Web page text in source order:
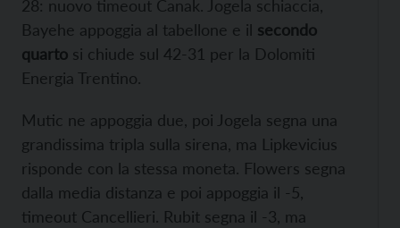
28: nuovo timeout Canak. Jogela schiaccia,
Bayehe appoggia al tabellone e il secondo
quarto si chiude sul 42-31 per la Dolomiti
Energia Trentino.
Mutic ne appoggia due, poi Jogela segna una
grandissima tripla sulla sirena, ma Lipkevicius
risponde con la stessa moneta. Flowers segna
dalla media distanza e poi appoggia il -5,
timeout Cancellieri. Rubit segna il -3, ma